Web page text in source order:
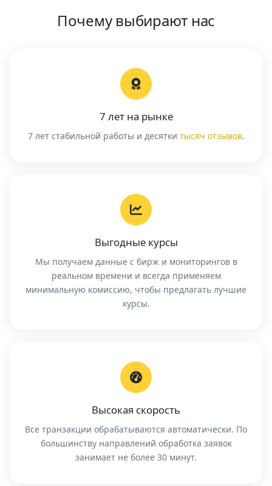
Почему выбирают нас
7 лет на рынке
7 лет стабильной работы и десятки тысяч отзывов.
Выгодные курсы
Мы получаем данные с бирж и мониторингов в
реальном времени и всегда применяем
минимальную комиссию, чтобы предлагать лучшие
курсы.
Высокая скорость
Все транзакции обрабатываются автоматически. По
большинству направлений обработка заявок
занимает не более 30 минут.